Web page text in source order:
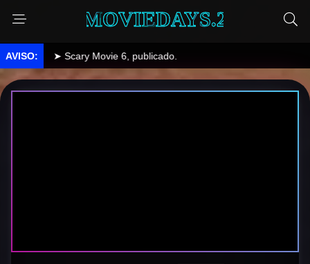
MOVIEDAYS.2
➤ Scary Movie 6, publicado.